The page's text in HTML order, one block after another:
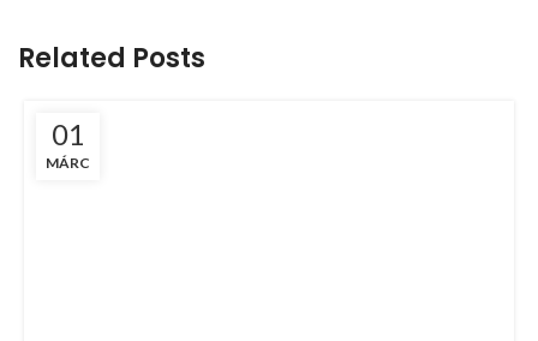
Related Posts
01
MÁRC